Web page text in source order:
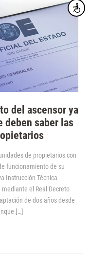
del ascensor ya
deben saber las
de propietarios con
funcionamiento de su
Instrucción Técnica
el Real Decreto
de dos años desde
[…]